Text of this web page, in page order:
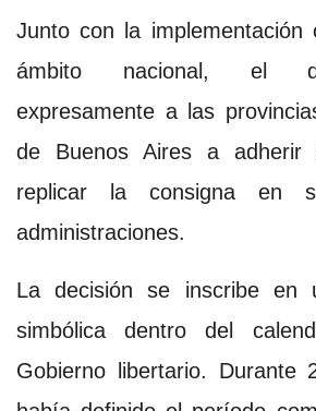
Junto con la implementación
ámbito nacional, el
expresamente a las
de Buenos Aires a
replicar la consigna en
administraciones.
La decisión se inscribe en
simbólica dentro del
Gobierno libertario. Durante